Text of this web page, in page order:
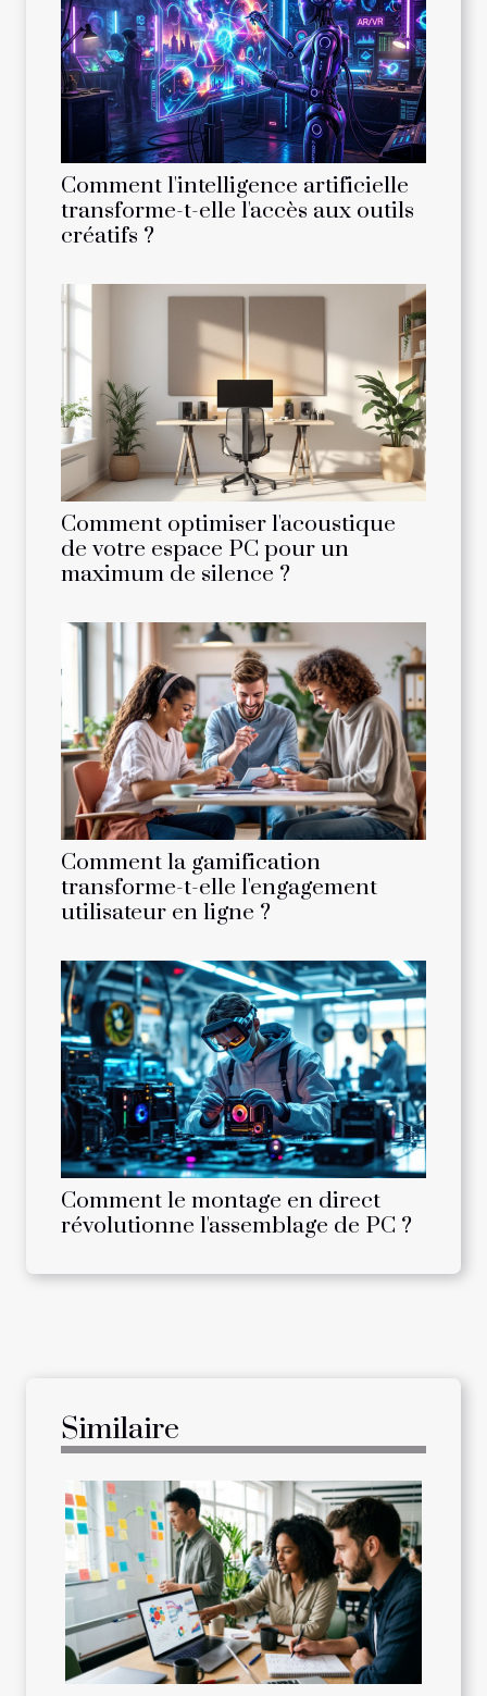
Comment l'intelligence artificielle
transforme-t-elle l'accès aux outils
créatifs ?
Comment optimiser l'acoustique
de votre espace PC pour un
maximum de silence ?
Comment la gamification
transforme-t-elle l'engagement
utilisateur en ligne ?
Comment le montage en direct
révolutionne l'assemblage de PC ?
Similaire